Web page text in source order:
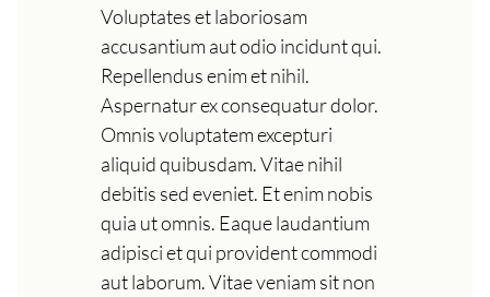
Voluptates et laboriosam
accusantium aut odio incidunt qui.
Repellendus enim et nihil.
Aspernatur ex consequatur dolor.
Omnis voluptatem excepturi
aliquid quibusdam. Vitae nihil
debitis sed eveniet. Et enim nobis
quia ut omnis. Eaque laudantium
adipisci et qui provident commodi
aut laborum. Vitae veniam sit non